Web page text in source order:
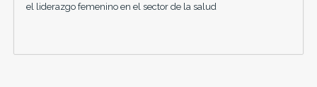
el liderazgo femenino en el sector de la salud